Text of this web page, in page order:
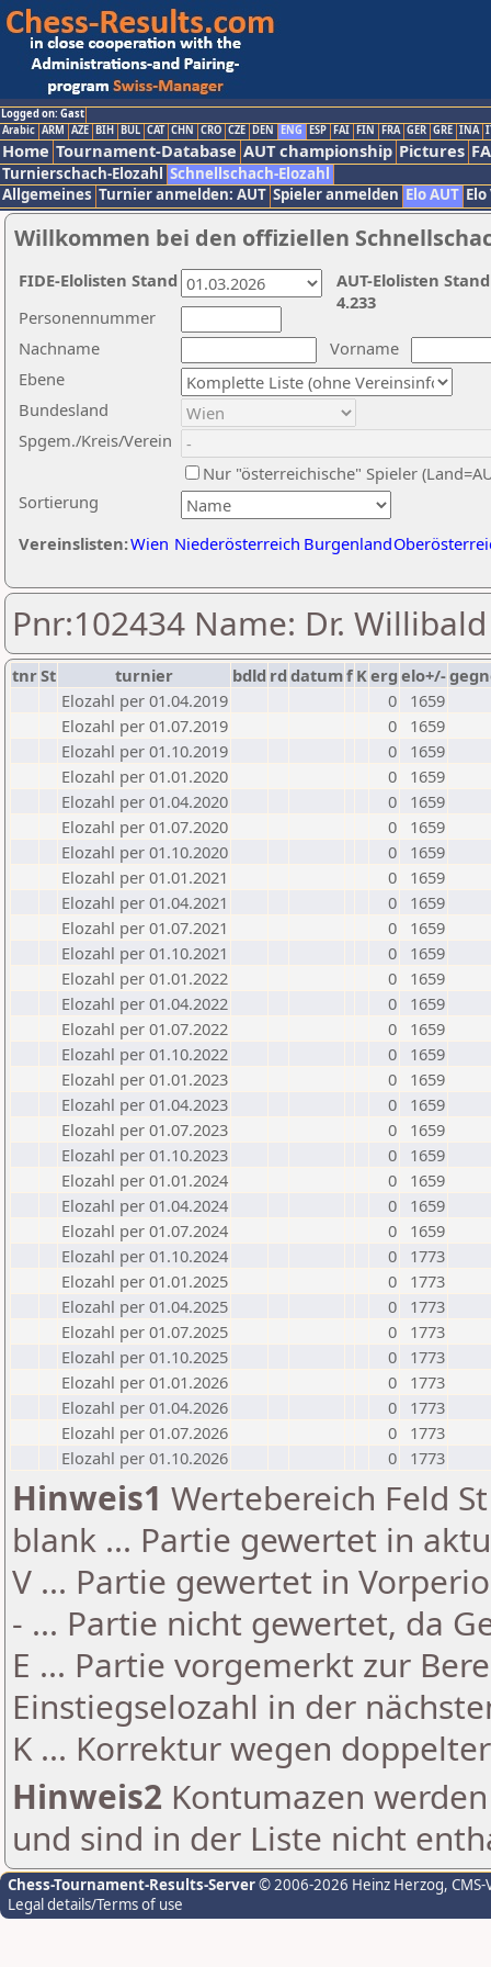
Logged on: Gast
Arabic ARM AZE BIH BUL CAT CHN CRO CZE DEN ENG ESP FAI FIN FRA GER GRE INA
Home Tournament-Database AUT championship Pictures
Turnierschach-Elozahl Schnellschach-Elozahl
Allgemeines Turnier anmelden: AUT Spieler anmelden Elo AUT
Willkommen bei den offiziellen
Nachname
Vorname
Ebene
Sortierung
Personennummer
Bundesland
Spgem./Kreis/Verein
Nur "österreichische" Spieler
Vereinslisten:Wien Niederösterreich Burgenland
AUT-Elolisten
4.233
FIDE-Elolisten Stand
Pnr:102434 Name: Dr.
tnrSt turnier bdld rd datumf Kerg elo+/-
Elozahl per 01.04.2019
0
1659
Elozahl per 01.07.2019
0
1659
Elozahl per 01.10.2019
0
1659
Elozahl per 01.01.2020
0
1659
Elozahl per 01.04.2020
0
1659
Elozahl per 01.07.2020
0
1659
Elozahl per 01.10.2020
0
1659
Elozahl per 01.01.2021
0
1659
Elozahl per 01.04.2021
0
1659
Elozahl per 01.07.2021
0
1659
Elozahl per 01.10.2021
0
1659
Elozahl per 01.01.2022
0
1659
Elozahl per 01.04.2022
0
1659
Elozahl per 01.07.2022
0
1659
Elozahl per 01.10.2022
0
1659
Elozahl per 01.01.2023
0
1659
Elozahl per 01.04.2023
0
1659
Elozahl per 01.07.2023
0
1659
Elozahl per 01.10.2023
0
1659
Elozahl per 01.01.2024
0
1659
Elozahl per 01.04.2024
0
1659
Elozahl per 01.07.2024
0
1659
Elozahl per 01.10.2024
0
1773
Elozahl per 01.01.2025
0
1773
Elozahl per 01.04.2025
0
1773
Elozahl per 01.07.2025
0
1773
Elozahl per 01.10.2025
0
1773
Elozahl per 01.01.2026
0
1773
Elozahl per 01.04.2026
0
1773
Elozahl per 01.07.2026
0
1773
Elozahl per 01.10.2026
0 1773
Hinweis1 Wertebereich Feld
blank ... Partie gewertet in
V ... Partie gewertet in
- ... Partie nicht gewertet, da
E ... Partie vorgemerkt zur
Einstiegselozahl in der
K ... Korrektur wegen
Hinweis2 Kontumazen
und sind in der Liste nicht
Chess-Tournament-Results-Server© 2006-2026 Heinz Herzog,
Legal details/Terms of use